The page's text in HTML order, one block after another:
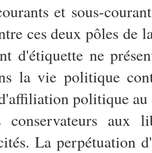
et sous-
ces deux pôles
d'étiquette ne
la vie politique
politique au
conservateurs aux
La perpétuation